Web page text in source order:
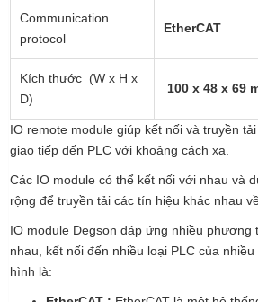
Communication
protocol
EtherCAT
Kích thước (W x H x
D)
100 x 48 x 69
IO remote module giúp kết nối và truyền
giao tiếp đến PLC với khoảng cách xa.
Các IO module có thể kết nối với nhau và
rộng để truyền tải các tín hiệu khác nhau
IO module Degson đáp ứng nhiều phương
nhau, kết nối đến nhiều loại PLC của
hình là: